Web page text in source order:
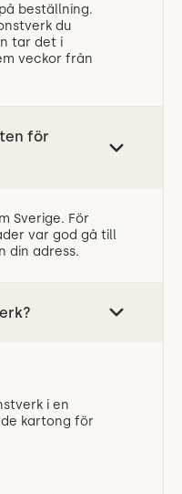
beställning.
du
tar det i
veckor från
för
Sverige. För
var god gå till
din adress.
i en
kartong för